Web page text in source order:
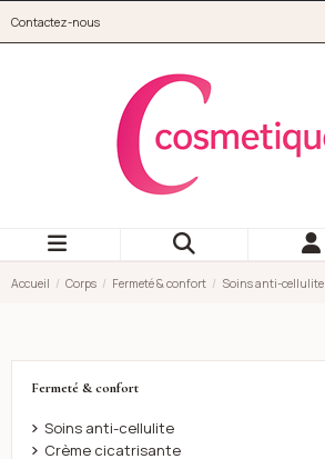
Contactez-nous
Accueil Corps Fermeté & confort Soins anti-cellulite
Fermeté & confort
Soins anti-cellulite
Crème cicatrisante